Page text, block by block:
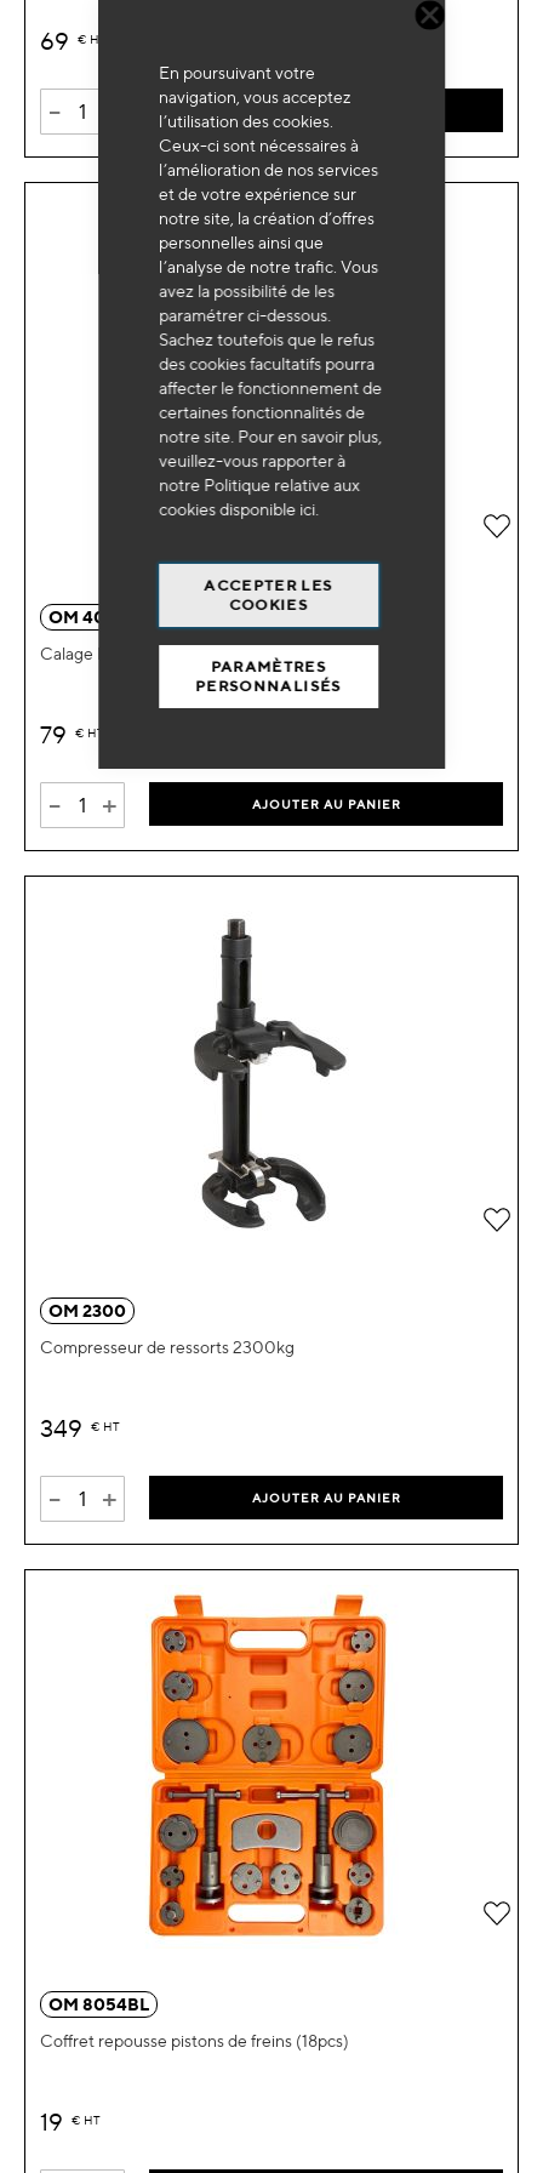
En poursuivant votre
navigation, vous acceptez
l’utilisation des cookies.
Ceux-ci sont nécessaires à
l’amélioration de nos services
et de votre expérience sur
notre site, la création d’offres
personnelles ainsi que
l’analyse de notre trafic. Vous
avez la possibilité de les
paramétrer ci-dessous.
Sachez toutefois que le refus
des cookies facultatifs pourra
affecter le fonctionnement de
certaines fonctionnalités de
notre site. Pour en savoir plus,
veuillez-vous rapporter à
notre Politique relative aux
cookies disponible ici
ACCEPTER LES
COOKIES
PARAMÈTRES
PERSONNALISÉS
69 € HT
- AJOUTER AU PANIER
OM 4041
Calage PSA 1.0 - 1.2 VVT 3 cylindres puretech
79 € HT
- + AJOUTER AU PANIER
OM 2300
Compresseur de ressorts 2300kg
349 € HT
- + AJOUTER AU PANIER
OM 8054BL
Coffret repousse pistons de freins (18pcs)
19 € HT